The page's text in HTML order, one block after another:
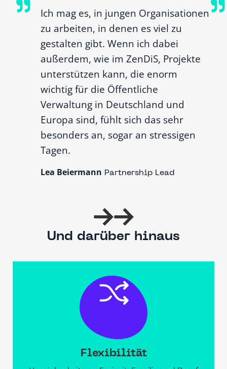
Ich mag es, in jungen Organisationen
zu arbeiten, in denen es viel zu
gestalten gibt. Wenn ich dabei
außerdem, wie im ZenDiS, Projekte
unterstützen kann, die enorm
wichtig für die Öffentliche
Verwaltung in Deutschland und
Europa sind, fühlt sich das sehr
besonders an, sogar an stressigen
Tagen.
Lea Beiermann Partnership Lead
Und darüber hinaus
Flexibilität